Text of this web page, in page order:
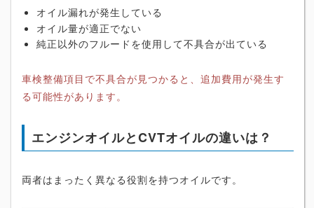
オイル漏れが発生している
オイル量が適正でない
純正以外のフルードを使用して不具合が出ている
車検整備項目で不具合が見つかると、追加費用が発生す
る可能性があります。
エンジンオイルとCVTオイルの違いは？
両者はまったく異なる役割を持つオイルです。